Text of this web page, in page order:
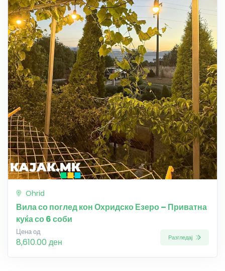
Ohrid
Вила со поглед кон Охридско Езеро – Приватна
куќа со 6 соби
Цена од
8,610.00 ден Разгледај